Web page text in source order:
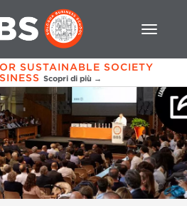
SUSTAINABLE SOCIETY
Scopri di più →